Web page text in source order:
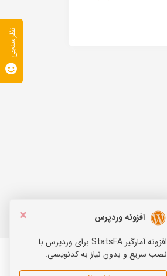
×
افزونه وردپرس
افزونه آمارگیر StatsFA برای وردپرس با
نصب سریع و بدون نیاز به کدنویسی.
نظرسنجی